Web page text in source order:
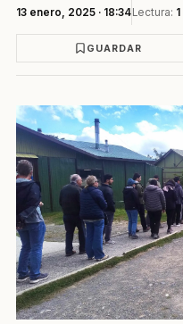
13 enero, 2025 · 18:34Lectura:
GUARDAR